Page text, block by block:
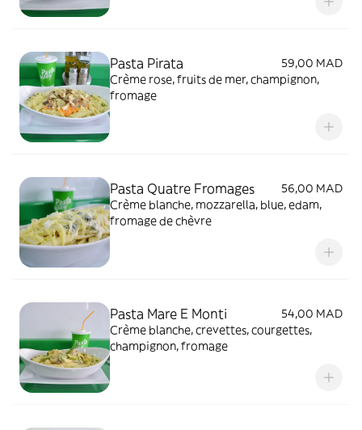
Pasta Pirata
59,00 MAD
Crème rose, fruits de mer, champignon,
fromage
Pasta Quatre Fromages
56,00 MAD
Crème blanche, mozzarella, blue, edam,
fromage de chèvre
Pasta Mare E Monti
54,00 MAD
Crème blanche, crevettes, courgettes,
champignon, fromage